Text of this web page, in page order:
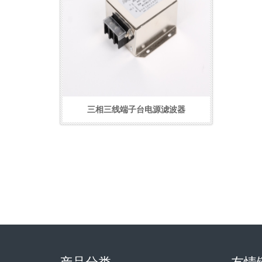
三相三线端子台电源滤波器